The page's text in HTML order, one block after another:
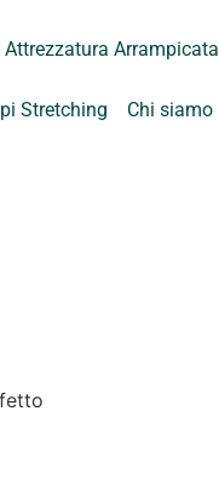
Attrezzatura Arrampicata
Stretching Chi siamo